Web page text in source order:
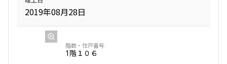
2019年08月28日
1階１０６